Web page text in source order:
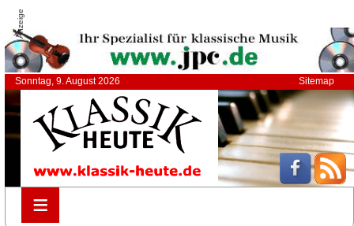
Anzeige
Sonntag, 9. August 2026 Sitemap
≡
≡